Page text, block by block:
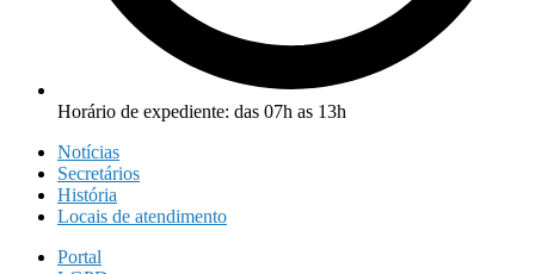
Horário de expediente: das 07h as 13h
Notícias
Secretários
História
Locais de atendimento
Portal